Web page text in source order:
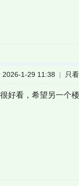
2026-1-29 11:38 | 只
好看，希望另一个